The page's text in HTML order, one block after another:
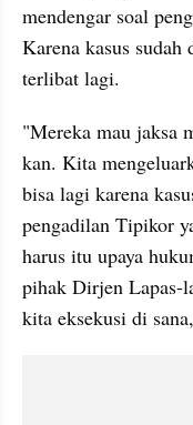
mendengar soal
Karena kasus
terlibat lagi.
"Mereka mau jaksa
kan. Kita
bisa lagi karena
pengadilan Tipikor
harus itu upaya
pihak Dirjen Lapas-
kita eksekusi di